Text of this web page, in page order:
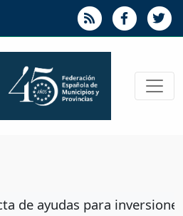
de ayudas para